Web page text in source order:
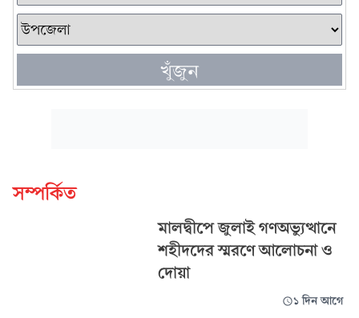
খুঁজুন
সম্পর্কিত
মালদ্বীপে জুলাই গণঅভ্যুত্থানে
শহীদদের স্মরণে আলোচনা ও
দোয়া
১ দিন আগে